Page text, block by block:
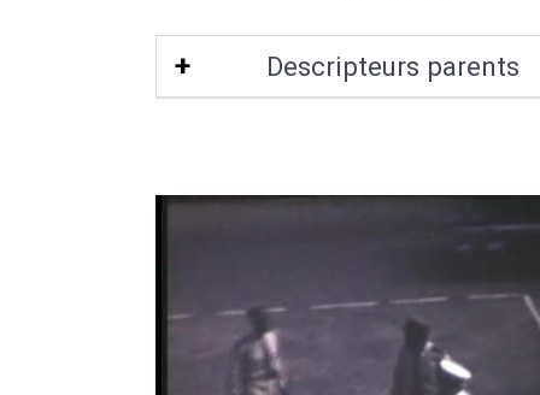
Descripteurs parents